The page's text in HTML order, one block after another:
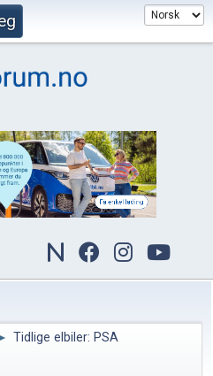
Tidlige elbiler: PSA